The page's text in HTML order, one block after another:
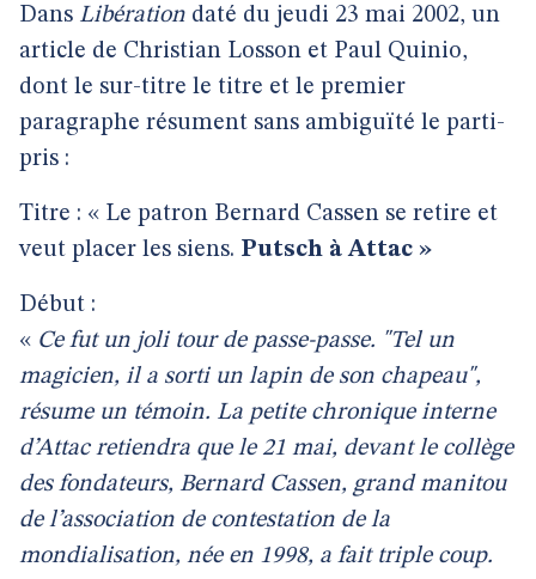
Dans Libération daté du jeudi 23 mai 2002, un
article de Christian Losson et Paul Quinio,
dont le sur-titre le titre et le premier
paragraphe résument sans ambiguïté le parti-
pris :
Titre : « Le patron Bernard Cassen se retire et
veut placer les siens. Putsch à Attac »
Début :
« Ce fut un joli tour de passe-passe. "Tel un
magicien, il a sorti un lapin de son chapeau",
résume un témoin. La petite chronique interne
d’Attac retiendra que le 21 mai, devant le collège
des fondateurs, Bernard Cassen, grand manitou
de l’association de contestation de la
mondialisation, née en 1998, a fait triple coup.